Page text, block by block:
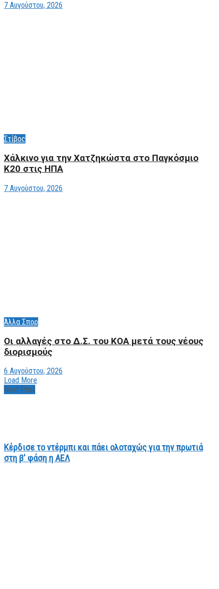
7 Αυγούστου, 2026
Στίβος
Xάλκινο για την Χατζηκώστα στο Παγκόσμιο
Κ20 στις ΗΠΑ
7 Αυγούστου, 2026
Άλλα Σπορ
Οι αλλαγές στο Δ.Σ. του ΚΟΑ μετά τους νέους
διορισμούς
6 Αυγούστου, 2026
Load More
Next Post
Κέρδισε το ντέρμπι και πάει ολοταχώς για την πρωτιά
στη β' φάση η ΑΕΛ